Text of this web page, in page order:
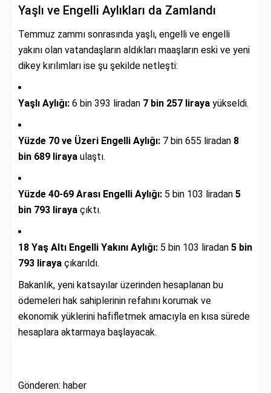
Yaşlı ve Engelli Aylıkları da Zamlandı
Temmuz zammı sonrasında yaşlı, engelli ve engelli
yakını olan vatandaşların aldıkları maaşların eski ve yeni
dikey kırılımları ise şu şekilde netleşti:
Yaşlı Aylığı: 6 bin 393 liradan 7 bin 257 liraya yükseldi.
Yüzde 70 ve Üzeri Engelli Aylığı: 7 bin 655 liradan 8
bin 689 liraya ulaştı.
Yüzde 40-69 Arası Engelli Aylığı: 5 bin 103 liradan 5
bin 793 liraya çıktı.
18 Yaş Altı Engelli Yakını Aylığı: 5 bin 103 liradan 5 bin
793 liraya çıkarıldı.
Bakanlık, yeni katsayılar üzerinden hesaplanan bu
ödemeleri hak sahiplerinin refahını korumak ve
ekonomik yüklerini hafifletmek amacıyla en kısa sürede
hesaplara aktarmaya başlayacak.
Gönderen: haber